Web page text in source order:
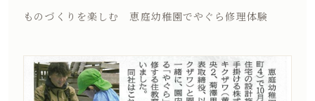
ものづくりを楽しむ 恵庭幼稚園でやぐら修理体験